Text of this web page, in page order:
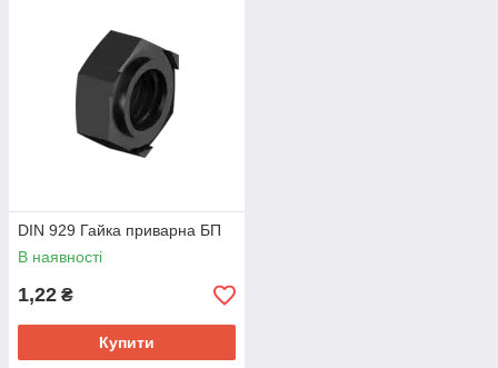
DIN 929 Гайка приварна БП
В наявності
1,22 ₴
Купити